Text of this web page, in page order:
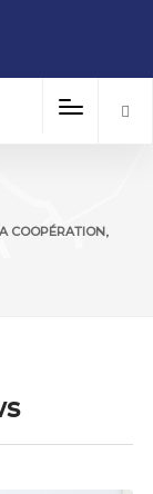
COOPÉRATION,